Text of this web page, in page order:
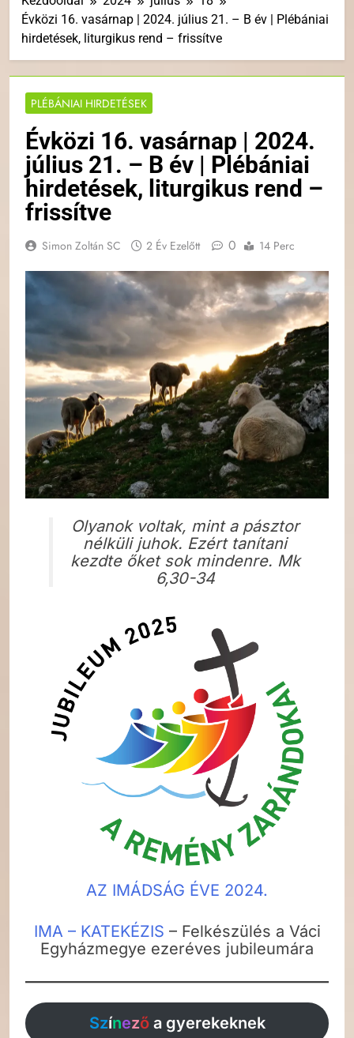
Évközi 16. vasárnap | 2024. július 21. – B év | Plébániai
hirdetések, liturgikus rend – frissítve
PLÉBÁNIAI HIRDETÉSEK
Évközi 16. vasárnap | 2024.
július 21. – B év | Plébániai
hirdetések, liturgikus rend –
frissítve
Simon Zoltán SC 2 Év Ezelőtt 0 14 Perc
Olyanok voltak, mint a pásztor
nélküli juhok. Ezért tanítani
kezdte őket sok mindenre. Mk
6,30-34
AZ IMÁDSÁG ÉVE 2024.
IMA – KATEKÉZIS – Felkészülés a Váci
Egyházmegye ezeréves jubileumára
Színezőa gyerekeknek